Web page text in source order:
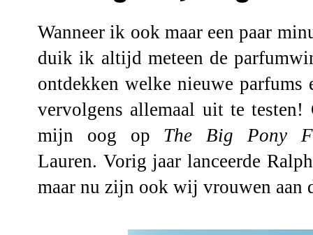
Wanneer ik ook maar een paar
duik ik altijd meteen de
ontdekken welke nieuwe
vervolgens allemaal uit te testen!
mijn oog op The Big Pony
Lauren. Vorig jaar lanceerde
maar nu zijn ook wij vrouwen aan